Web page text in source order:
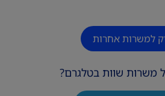
ות
הזדמנות להתפתחות מקצועית
למשרות אחרות
משרות שוות בטלגרם?